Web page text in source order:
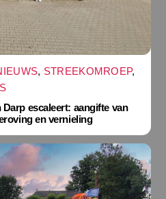
, STREEKOMROEP,
escaleert: aangifte van
en vernieling